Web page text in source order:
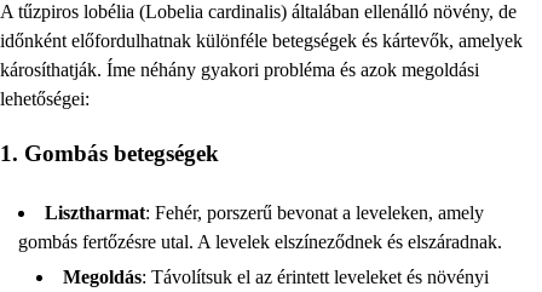
A tűzpiros lobélia (Lobelia cardinalis) általában ellenálló növény, de
időnként előfordulhatnak különféle betegségek és kártevők, amelyek
károsíthatják. Íme néhány gyakori probléma és azok megoldási
lehetőségei:
1. Gombás betegségek
Lisztharmat: Fehér, porszerű bevonat a leveleken, amely
gombás fertőzésre utal. A levelek elszíneződnek és elszáradnak.
Megoldás: Távolítsuk el az érintett leveleket és növényi